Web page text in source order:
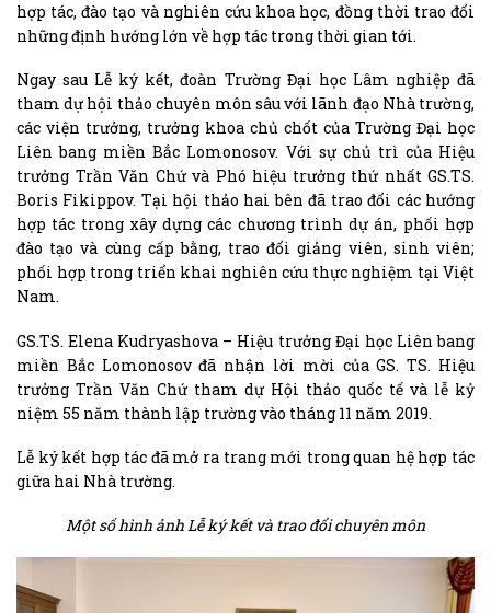
hợp tác, đào tạo và nghiên cứu khoa học, đồng thời trao đổi
những định hướng lớn về hợp tác trong thời gian tới.
Ngay sau Lễ ký kết, đoàn Trường Đại học Lâm nghiệp đã
tham dự hội thảo chuyên môn sâu với lãnh đạo Nhà trường,
các viện trưởng, trưởng khoa chủ chốt của Trường Đại học
Liên bang miền Bắc Lomonosov. Với sự chủ trì của Hiệu
trưởng Trần Văn Chứ và Phó hiệu trưởng thứ nhất GS.TS.
Boris Fikippov. Tại hội thảo hai bên đã trao đổi các hướng
hợp tác trong xây dựng các chương trình dự án, phối hợp
đào tạo và cùng cấp bằng, trao đổi giảng viên, sinh viên;
phối hợp trong triển khai nghiên cứu thực nghiệm tại Việt
Nam.
GS.TS. Elena Kudryashova – Hiệu trưởng Đại học Liên bang
miền Bắc Lomonosov đã nhận lời mời của GS. TS. Hiệu
trưởng Trần Văn Chứ tham dự Hội thảo quốc tế và lễ kỷ
niệm 55 năm thành lập trường vào tháng 11 năm 2019.
Lễ ký kết hợp tác đã mở ra trang mới trong quan hệ hợp tác
giữa hai Nhà trường.
Một số hình ảnh Lễ ký kết và trao đổi chuyên môn